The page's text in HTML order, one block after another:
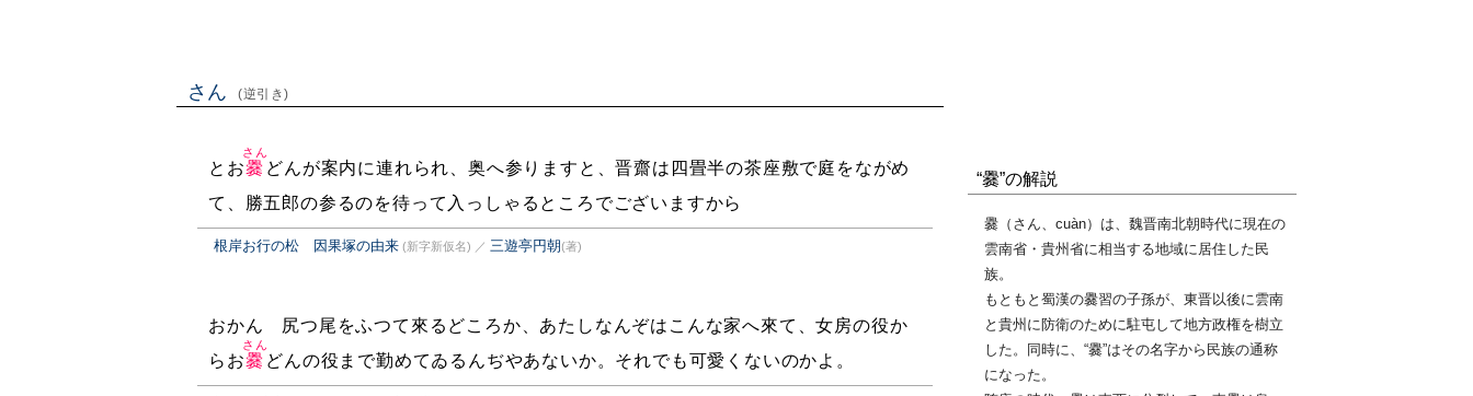
さん (逆引き)
とお爨
さん
どんが案内に連れられ、奥へ参りますと、晋齋は四畳半の茶座敷で庭をながめ
て、勝五郎の参るのを待って入っしゃるところでございますから
根岸お行の松 因果塚の由来 (新字新仮名) ／ 三遊亭円朝(著)
おかん 尻つ尾をふつて來るどころか、あたしなんぞはこんな家へ來て、女房の役か
らお爨
さん
どんの役まで勤めてゐるんぢやあないか。それでも可愛くないのかよ。
“爨”の解説
爨（さん、cuàn）は、魏晋南北朝時代に現在の
雲南省・貴州省に相当する地域に居住した民
族。
もともと蜀漢の爨習の子孫が、東晋以後に雲南
と貴州に防衛のために駐屯して地方政権を樹立
した。同時に、“爨”はその名字から民族の通称
になった。